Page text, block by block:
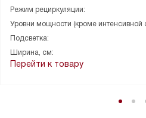
Режим рециркуляции:
Уровни мощности (кроме интенсивной
Подсветка:
Ширина, см:
Перейти к товару